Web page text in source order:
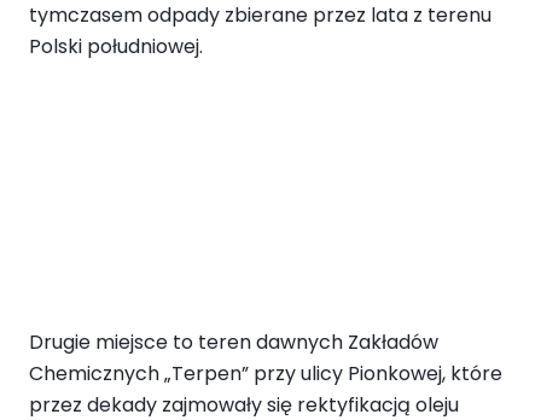
tymczasem odpady zbierane przez lata z terenu
Polski południowej.
Drugie miejsce to teren dawnych Zakładów
Chemicznych „Terpen” przy ulicy Pionkowej, które
przez dekady zajmowały się rektyfikacją oleju